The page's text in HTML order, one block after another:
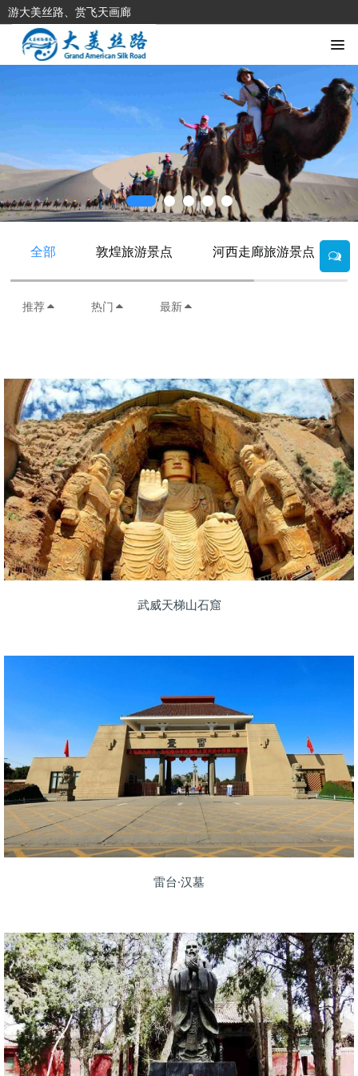
游大美丝路、赏飞天画廊
全部 敦煌旅游景点 河西走廊旅游景点
推荐 热门 最新
武威天梯山石窟
雷台·汉墓